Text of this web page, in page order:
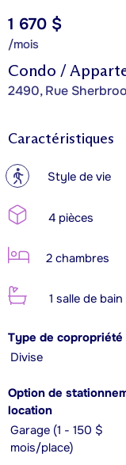
Condo /
2490, Rue
1 670 $
/mois
Caractéristiques
? Style de vie
4 pièces
2 chambres
1 salle de bain
Type de copropriété
Divise
Option de
location
Garage (1 - 150 $
mois/place)